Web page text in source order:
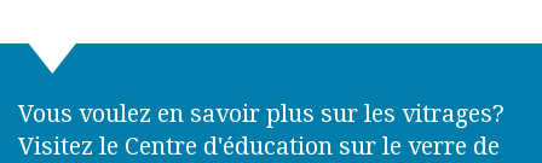
Composé de calfeutrage
Vous voulez en savoir plus sur les vitrages?
Visitez le Centre d'éducation sur le verre de